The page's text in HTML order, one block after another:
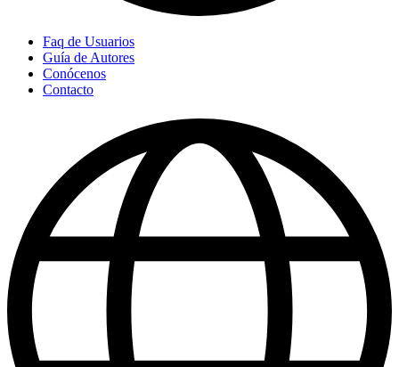
Faq de Usuarios
Guía de Autores
Conócenos
Contacto